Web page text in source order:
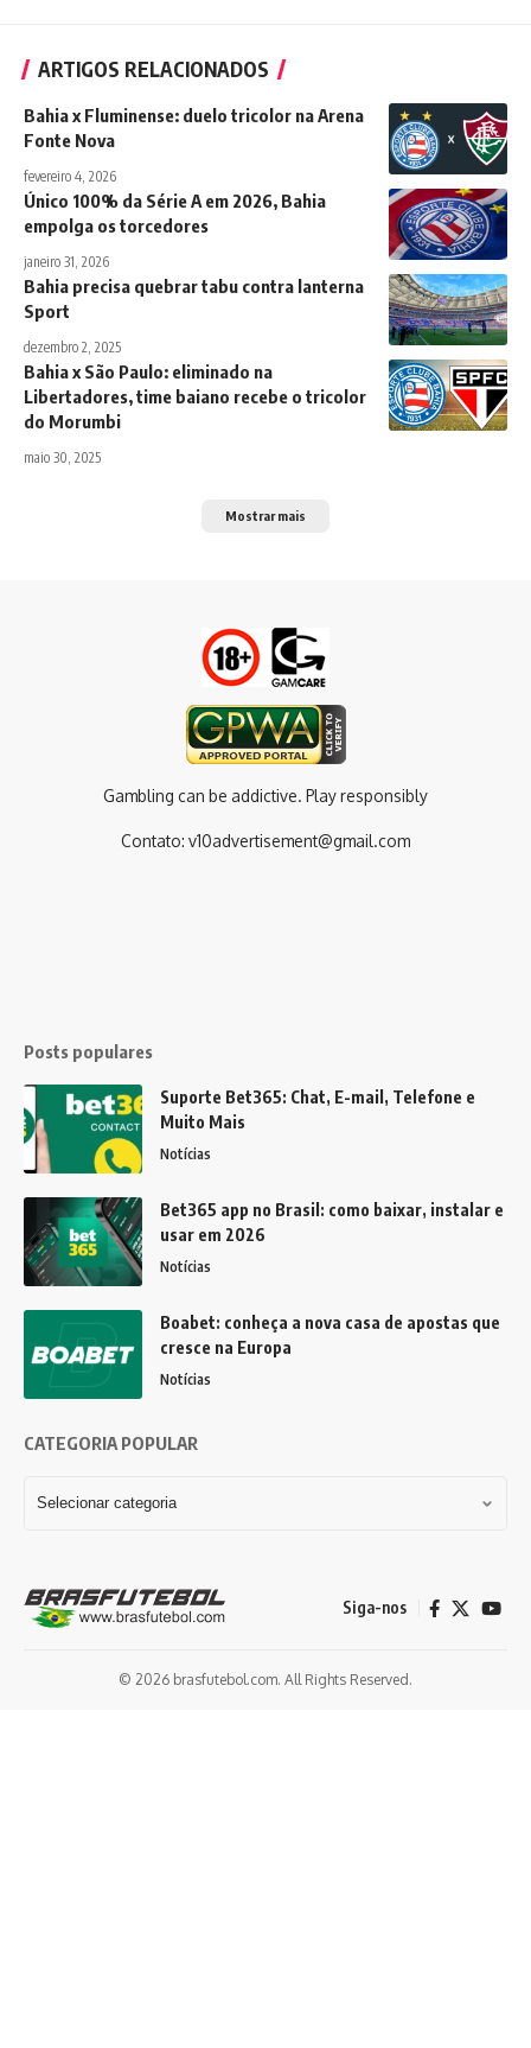
ARTIGOS RELACIONADOS
Bahia x Fluminense: duelo tricolor na Arena
Fonte Nova
fevereiro 4, 2026
Único 100% da Série A em 2026, Bahia
empolga os torcedores
janeiro 31, 2026
Bahia precisa quebrar tabu contra lanterna
Sport
dezembro 2, 2025
Bahia x São Paulo: eliminado na
Libertadores, time baiano recebe o tricolor
do Morumbi
maio 30, 2025
Mostrar mais
Gambling can be addictive. Play responsibly
Contato: v10advertisement@gmail.com
Posts populares
Suporte Bet365: Chat, E-mail, Telefone e
Muito Mais
Notícias
Bet365 app no Brasil: como baixar, instalar e
usar em 2026
Notícias
Boabet: conheça a nova casa de apostas que
cresce na Europa
Notícias
CATEGORIA POPULAR
Siga-nos
© 2026 brasfutebol.com. All Rights Reserved.